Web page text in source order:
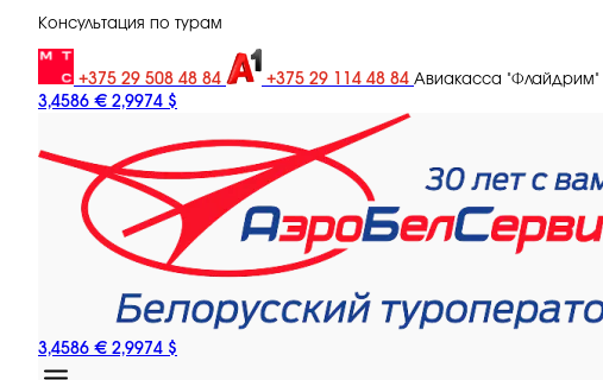
Консультация по турам
+375 29 508 48 84 +375 29 114 48 84 Авиакасса "Флайдрим"
3,4586 € 2,9974 $
3,4586 € 2,9974 $